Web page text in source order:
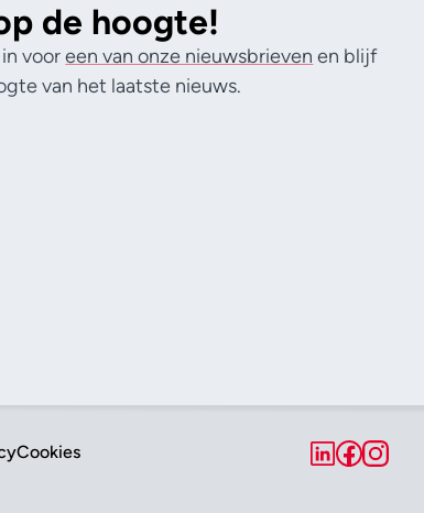
de hoogte!
vooreen van onze nieuwsbrieven en blijf
van het laatste nieuws.
Cookies